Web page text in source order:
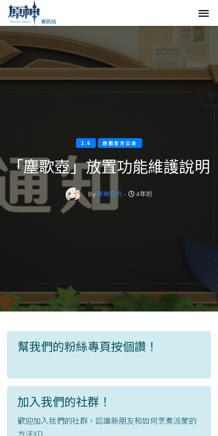
2.6 遊戲官方公告
「塵歌壺」放置功能維護說明
By原神官方- 4年前
幫我們的粉絲專頁按個讚！
加入我們的社群！
歡迎加入我們的社群，認識新朋友和如何烹煮派蒙的
方法XD